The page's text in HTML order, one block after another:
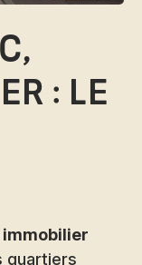
: le
quartiers